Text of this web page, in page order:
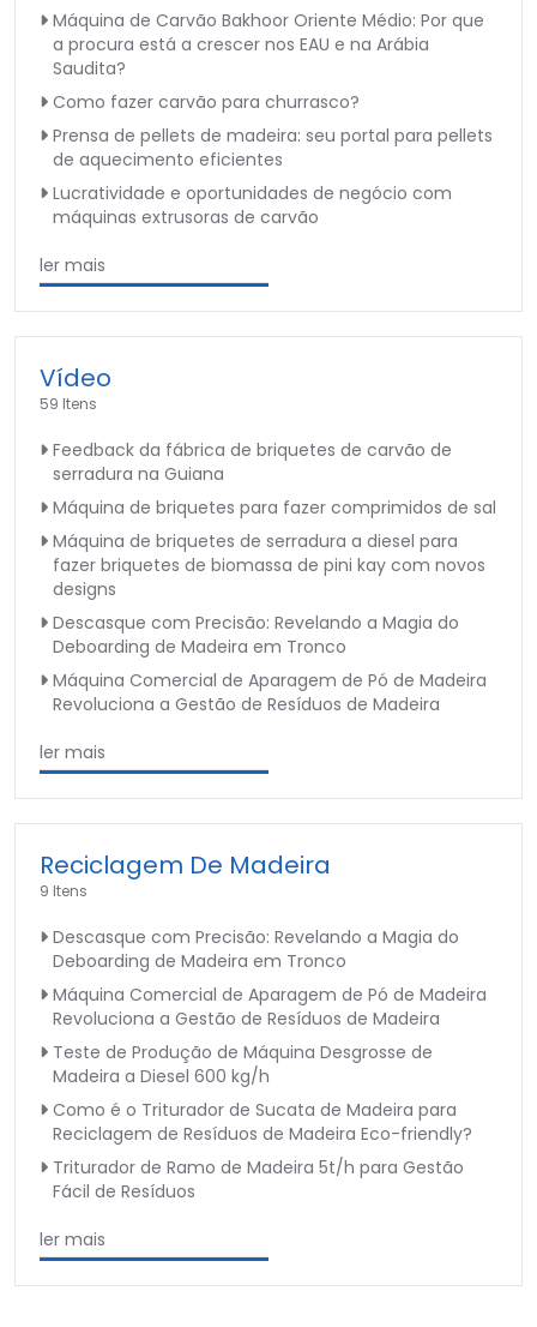
Máquina de Carvão Bakhoor Oriente Médio: Por que
a procura está a crescer nos EAU e na Arábia
Saudita?
Como fazer carvão para churrasco?
Prensa de pellets de madeira: seu portal para pellets
de aquecimento eficientes
Lucratividade e oportunidades de negócio com
máquinas extrusoras de carvão
ler mais
Vídeo
59 Itens
Feedback da fábrica de briquetes de carvão de
serradura na Guiana
Máquina de briquetes para fazer comprimidos de sal
Máquina de briquetes de serradura a diesel para
fazer briquetes de biomassa de pini kay com novos
designs
Descasque com Precisão: Revelando a Magia do
Deboarding de Madeira em Tronco
Máquina Comercial de Aparagem de Pó de Madeira
Revoluciona a Gestão de Resíduos de Madeira
ler mais
Reciclagem De Madeira
9 Itens
Descasque com Precisão: Revelando a Magia do
Deboarding de Madeira em Tronco
Máquina Comercial de Aparagem de Pó de Madeira
Revoluciona a Gestão de Resíduos de Madeira
Teste de Produção de Máquina Desgrosse de
Madeira a Diesel 600 kg/h
Como é o Triturador de Sucata de Madeira para
Reciclagem de Resíduos de Madeira Eco-friendly?
Triturador de Ramo de Madeira 5t/h para Gestão
Fácil de Resíduos
ler mais